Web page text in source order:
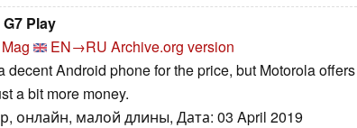
Play
EN→RU Archive.org version
decent Android phone for the price, but Motorola offers
a bit more money.
онлайн, малой длины, Дата: 03 April 2019